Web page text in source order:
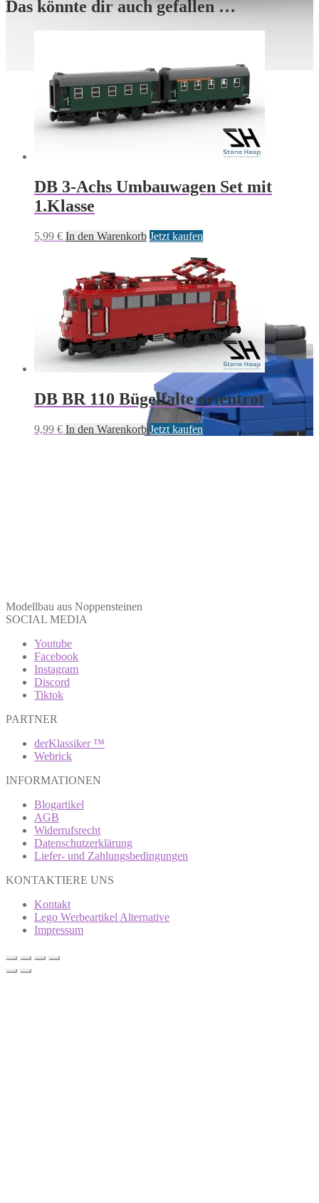
Das könnte dir auch gefallen …
DB 3-Achs Umbauwagen Set mit
1.Klasse
5,99 € In den Warenkorb Jetzt kaufen
DB BR 110 Bügelfalte orientrot
9,99 € In den Warenkorb Jetzt kaufen
Modellbau aus Noppensteinen
SOCIAL MEDIA
Youtube
Facebook
Instagram
Discord
Tiktok
PARTNER
derKlassiker ™
Webrick
INFORMATIONEN
Blogartikel
AGB
Widerrufsrecht
Datenschutzerklärung
Liefer- und Zahlungsbedingungen
KONTAKTIERE UNS
Kontakt
Lego Werbeartikel Alternative
Impressum